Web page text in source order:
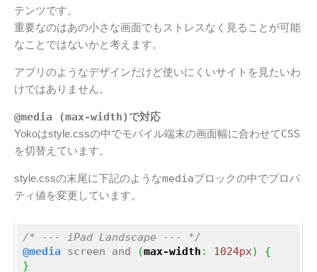
テンツです。
重要なのはあの小さな画面でもストレスなく見ることが可能
なことではないかと考えます。
アプリのようなデザインだけど使いにくいサイトを見たいわ
けではありません。
@media (max-width)で対応
Yokoはstyle.cssの中でモバイル端末の画面幅に合わせてCSS
を切替えています。
style.cssの末尾に下記のようなmediaブロックの中でプロパ
ティ値を変更しています。
/* --- iPad Landscape --- */
@media screen and (max-width : 1024px)
{
}